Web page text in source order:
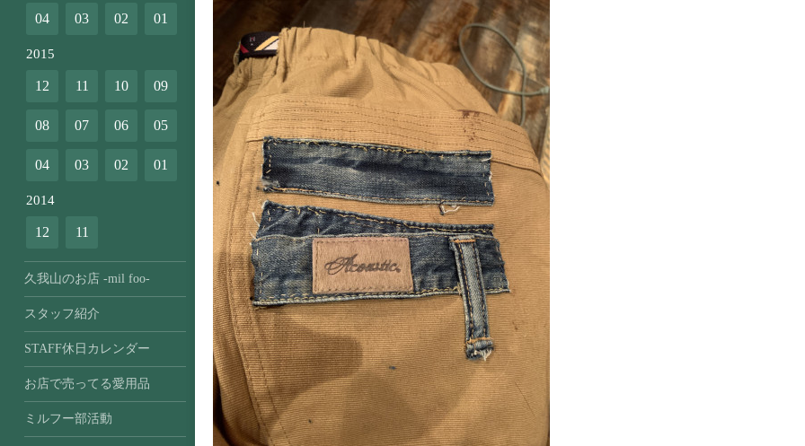
04 03 02 01
2015
12 11 10 09
08 07 06 05
04 03 02 01
2014
12 11
久我山のお店 -mil foo-
スタッフ紹介
STAFF休日カレンダー
お店で売ってる愛用品
ミルフー部活動